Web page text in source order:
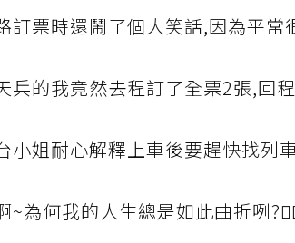
訂票時還鬧了個大笑話,因為平
兵的我竟然去程訂了全票2張,回
小姐耐心解釋上車後要趕快找列
~為何我的人生總是如此曲折咧